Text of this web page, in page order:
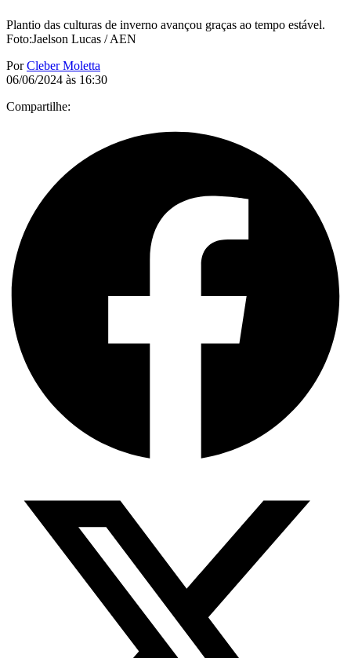
Plantio das culturas de inverno avançou graças ao tempo estável.
Foto:Jaelson Lucas / AEN
PorCleber Moletta
06/06/2024 às 16:30
Compartilhe: